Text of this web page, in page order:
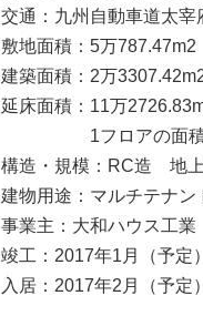
交通：九州自動車道太宰
敷地面積：5万787.47m2
建築面積：2万
延床面積：11万
1フロアの面積は
構造・規模：RC造 地
建物用途：マルチテナン
事業主：大和ハウス工業
竣工：2017年1月（予定）
入居：2017年2月（予定）